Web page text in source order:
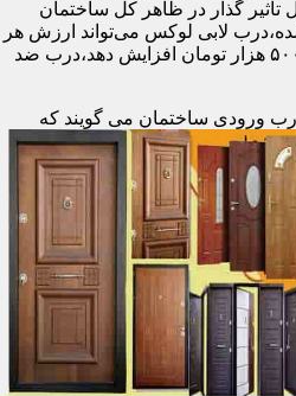
گذار در ظاهر کل ساختمان
لابی لوکس می‌تواند ارزش هر
متر مربع از آپارتمان را ۱۰۰ تا ۵۰۰ هزار تومان افزایش دهد،درب ضد
ورودی ساختمان می گویند که